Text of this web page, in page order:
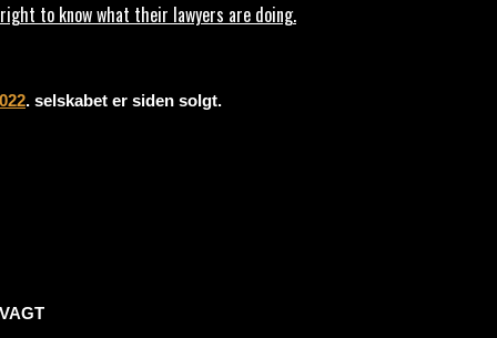
to know what their lawyers are doing.
. selskabet er siden solgt.